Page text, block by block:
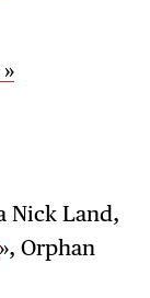
Nick Land,
», Orphan